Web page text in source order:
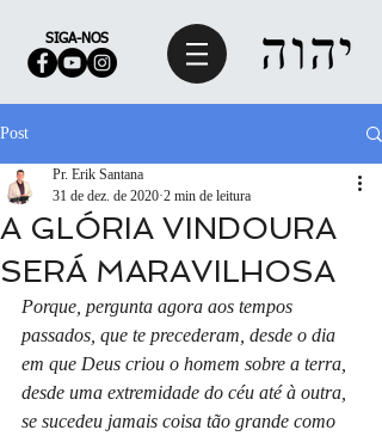
SIGA-NOS
Post
A GLÓRIA VINDOURA
SERÁ MARAVILHOSA
Pr. Erik Santana
31 de dez. de 2020 2 min de leitura
Porque, pergunta agora aos tempos
passados, que te precederam, desde o dia
em que Deus criou o homem sobre a terra,
desde uma extremidade do céu até à outra,
se sucedeu jamais coisa tão grande como